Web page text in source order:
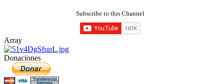
Subscribe to this Channel
Array
Donaciones